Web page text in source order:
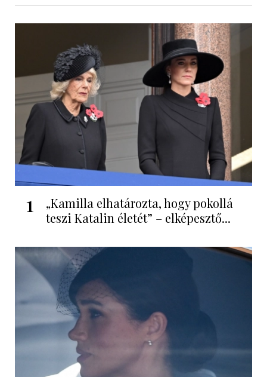
1
„Kamilla elhatározta, hogy pokollá
teszi Katalin életét” – elképesztő...